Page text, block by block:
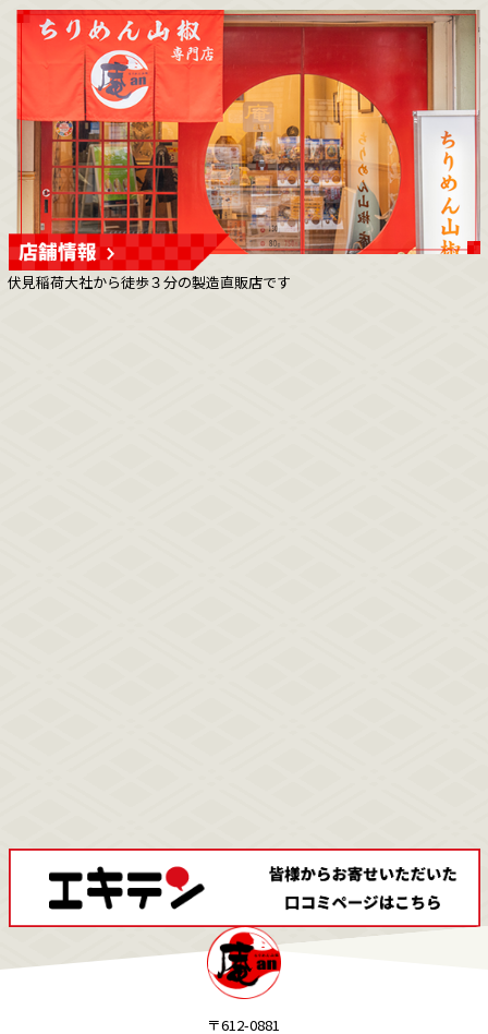
伏見稲荷大社から徒歩３分の製造直販店です
〒612-0881